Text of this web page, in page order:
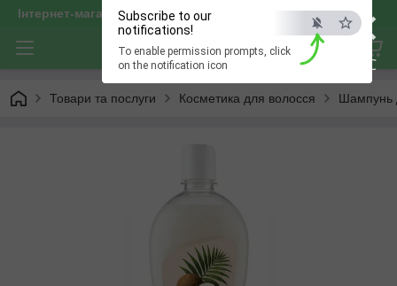
×
ESC
Subscribe to our
notifications!
To enable permission prompts, click
on the notification icon
Інтернет-магазин "optservis"
Товари та послуги Косметика для волосся Шампунь